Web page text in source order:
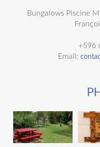
Bungalows Piscine
+596
Email: